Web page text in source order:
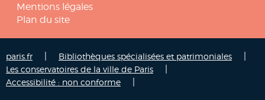
Mentions légales
Plan du site
paris.fr Bibliothèques spécialisées et patrimoniales
Les conservatoires de la ville de Paris
Accessibilité : non conforme